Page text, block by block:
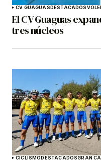
CV GUAGUASDESTACADOS
El CV Guaguas
tres núcleos
CICLISMODESTACADOSGRAN